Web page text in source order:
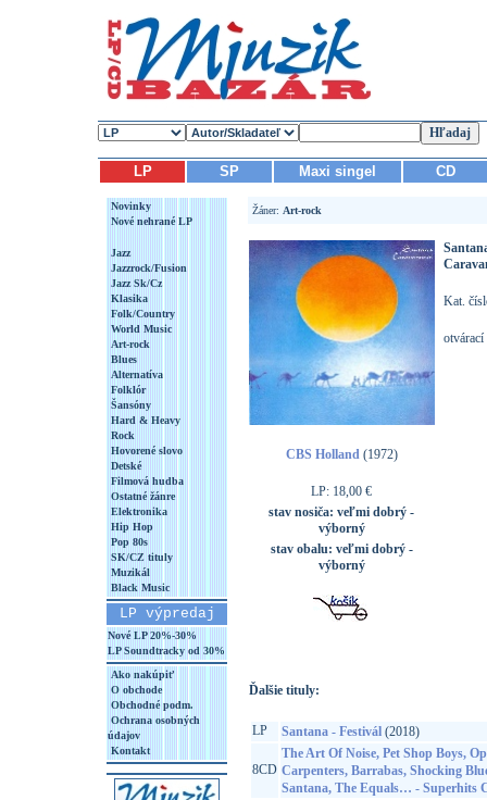
LP SP Maxi singel CD
Novinky
Nové nehrané LP
Jazz
Jazzrock/Fusion
Jazz Sk/Cz
Klasika
Folk/Country
World Music
Art-rock
Blues
Alternatíva
Folklór
Šansóny
Hard & Heavy
Rock
Hovorené slovo
Detské
Filmová hudba
Ostatné žánre
Elektronika
Hip Hop
Pop 80s
SK/CZ tituly
Muzikál
Black Music
LP výpredaj
Nové LP 20%-30%
LP Soundtracky od 30%
Ako nakúpiť
O obchode
Obchodné podm.
Ochrana osobných
údajov
Kontakt
Žáner: Art-rock
CBS Holland(1972)
LP: 18,00 €
stav nosiča: veľmi dobrý -
výborný
stav obalu: veľmi dobrý -
výborný
Kat.
otvárací
Ďalšie tituly:
LP Santana - Festivál(2018)
8CD
The Art Of Noise, Pet Shop Boys,
Carpenters, Barrabas, Shocking
Santana, The Equals… - Superhits